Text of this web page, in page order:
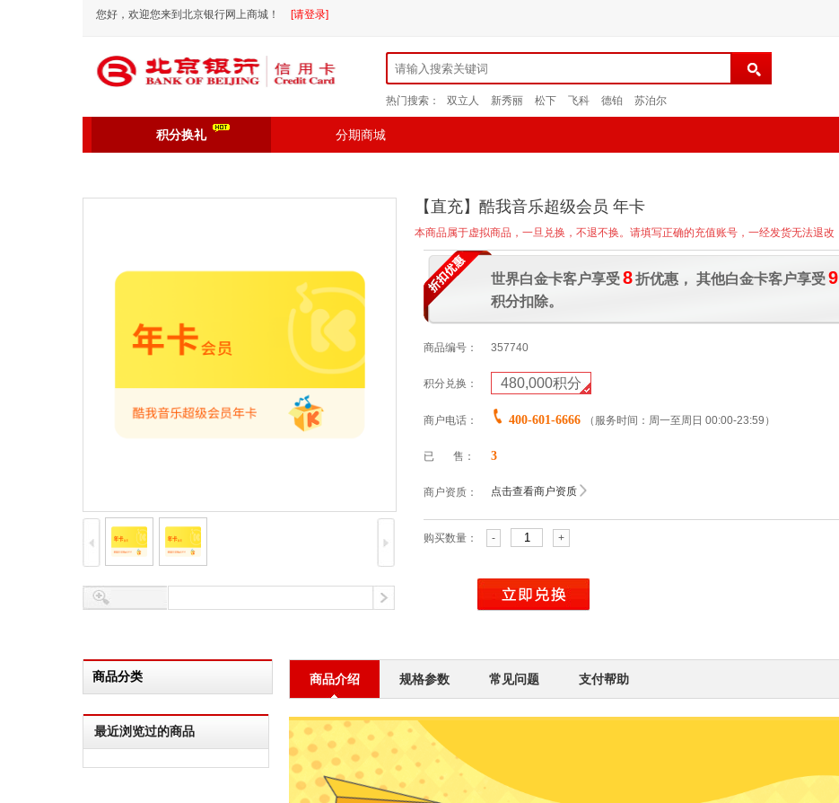
您好，欢迎您来到北京银行网上商城！ [请登录]
热门搜索： 双立人 新秀丽 松下 飞科 德铂 苏泊尔
积分换礼 分期商城
【直充】酷我音乐超级会员 年卡
本商品属于虚拟商品，一旦兑换，不退不换。请填写正确的充值账号，一经发货无法退改
世界白金卡客户享受8折优惠， 其他白金卡客户享受9
积分扣除。
商品编号： 357740
积分兑换： 480,000积分
商户电话： 400-601-6666 （服务时间：周一至周日 00:00-23:59）
已 售： 3
商户资质： 点击查看商户资质
购买数量： - +
商品分类
最近浏览过的商品
商品介绍 规格参数 常见问题 支付帮助